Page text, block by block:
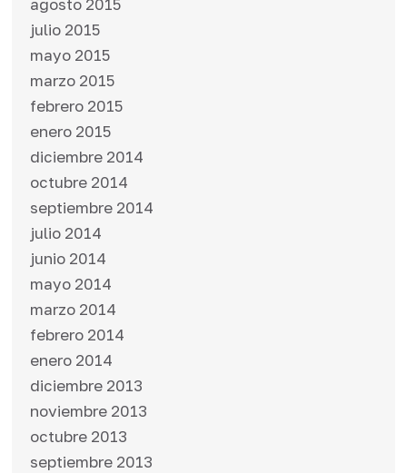
agosto 2015
julio 2015
mayo 2015
marzo 2015
febrero 2015
enero 2015
diciembre 2014
octubre 2014
septiembre 2014
julio 2014
junio 2014
mayo 2014
marzo 2014
febrero 2014
enero 2014
diciembre 2013
noviembre 2013
octubre 2013
septiembre 2013